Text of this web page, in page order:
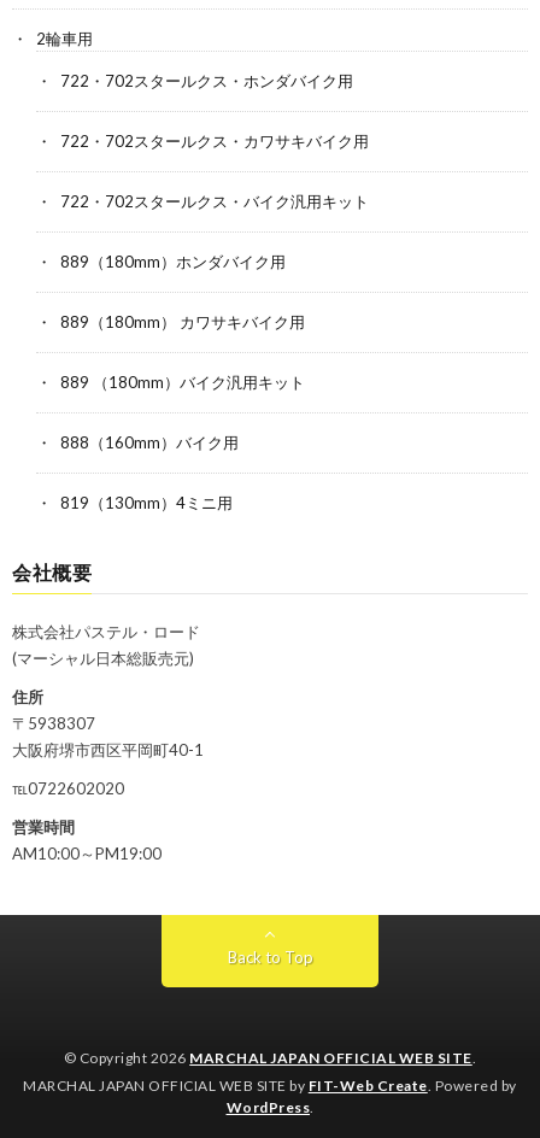
2輪車用
722・702スタールクス・ホンダバイク用
722・702スタールクス・カワサキバイク用
722・702スタールクス・バイク汎用キット
889（180mm）ホンダバイク用
889（180mm） カワサキバイク用
889 （180mm）バイク汎用キット
888（160mm）バイク用
819（130mm）4ミニ用
会社概要
株式会社パステル・ロード
(マーシャル日本総販売元)
住所
〒5938307
大阪府堺市西区平岡町40-1
℡0722602020
営業時間
AM10:00～PM19:00
Back to Top
© Copyright 2026 MARCHAL JAPAN OFFICIAL WEB SITE
MARCHAL JAPAN OFFICIAL WEB SITE by FIT-Web Create . Powered by
WordPress